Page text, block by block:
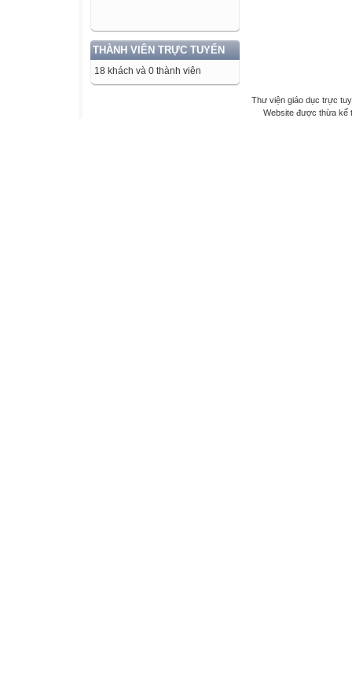
THÀNH VIÊN TRỰC TUYẾN
18 khách và 0 thành viên
Thư viện giáo dục trực
Website được thừa kế